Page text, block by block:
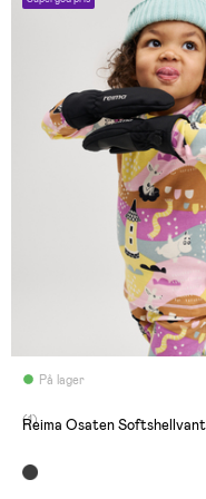
På lager
(1)
Reima Osaten